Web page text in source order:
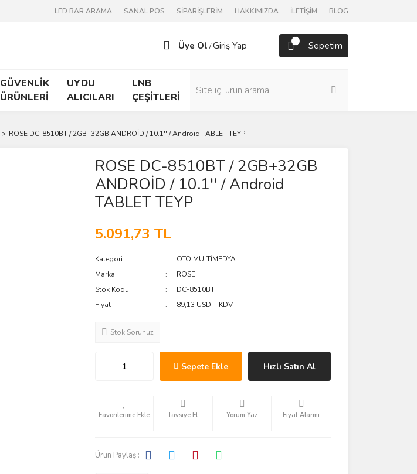
LED BAR ARAMA SANAL POS SİPARİŞLERİM HAKKIMIZDA İLETİŞİM BLOG
Üye Ol /Giriş Yap Sepetim
GÜVENLİK
ÜRÜNLERİ
UYDU
ALICILARI
LNB
ÇEŞİTLERİ
ROSE DC-8510BT / 2GB+32GB ANDROİD / 10.1'' / Android TABLET TEYP
ROSE DC-8510BT / 2GB+32GB
ANDROİD / 10.1'' / Android
TABLET TEYP
5.091,73 TL
Kategori
OTO MULTİMEDYA
Marka
ROSE
Stok Kodu
DC-8510BT
Fiyat
89,13 USD + KDV
Stok Sorunuz
Sepete Ekle Hızlı Satın Al
Tavsiye Et Yorum Yaz Fiyat Alarmı
Ürün Paylaş :